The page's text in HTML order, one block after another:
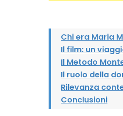
Chi era Maria
Il film: un
Il Metodo
Il ruolo della
Rilevanza
Conclusioni